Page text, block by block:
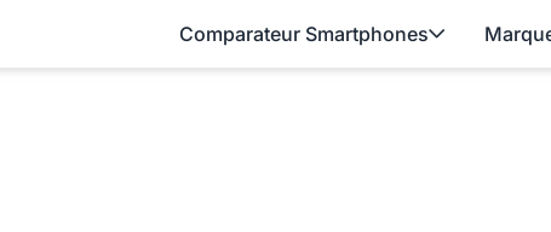
Comparateur Smartphones